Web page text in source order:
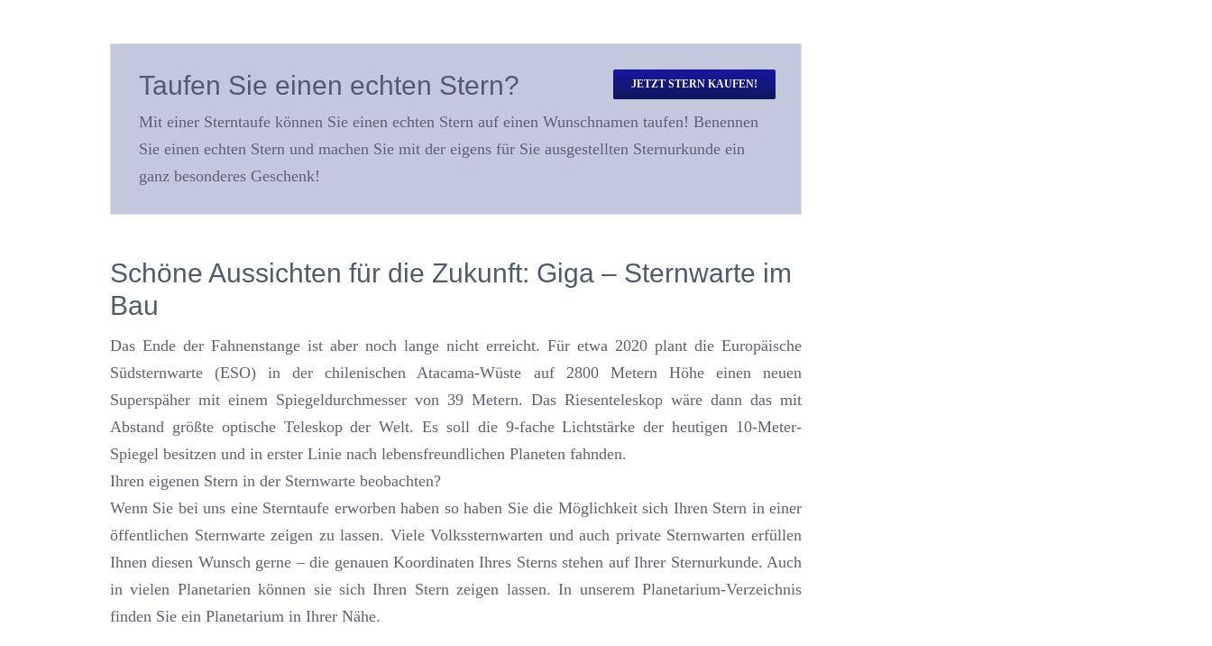
JETZT STERN KAUFEN!
Taufen Sie einen echten Stern?
Mit einer Sterntaufe können Sie einen echten Stern auf einen Wunschnamen taufen! Benennen
Sie einen echten Stern und machen Sie mit der eigens für Sie ausgestellten Sternurkunde ein
ganz besonderes Geschenk!
Schöne Aussichten für die Zukunft: Giga – Sternwarte im
Bau
Das Ende der Fahnenstange ist aber noch lange nicht erreicht. Für etwa 2020 plant die Europäische
Südsternwarte (ESO) in der chilenischen Atacama-Wüste auf 2800 Metern Höhe einen neuen
Superspäher mit einem Spiegeldurchmesser von 39 Metern. Das Riesenteleskop wäre dann das mit
Abstand größte optische Teleskop der Welt. Es soll die 9-fache Lichtstärke der heutigen 10-Meter-
Spiegel besitzen und in erster Linie nach lebensfreundlichen Planeten fahnden.
Ihren eigenen Stern in der Sternwarte beobachten?
Wenn Sie bei uns eine Sterntaufe erworben haben so haben Sie die Möglichkeit sich Ihren Stern in einer
öffentlichen Sternwarte zeigen zu lassen. Viele Volkssternwarten und auch private Sternwarten erfüllen
Ihnen diesen Wunsch gerne – die genauen Koordinaten Ihres Sterns stehen auf Ihrer Sternurkunde. Auch
in vielen Planetarien können sie sich Ihren Stern zeigen lassen. In unserem Planetarium-Verzeichnis
finden Sie ein Planetarium in Ihrer Nähe.